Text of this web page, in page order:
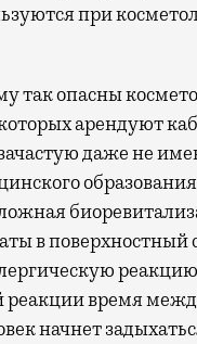
при
так опасны
арендуют
даже не
в поверхностный
реакции время
начнет